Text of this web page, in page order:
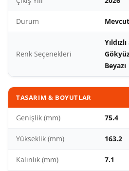
Durum
Renk Seçenekleri
Beyazı
TASARIM & BOYUTLAR
Genişlik (mm) 75.4
Yükseklik (mm) 163.2
Kalınlık (mm) 7.1